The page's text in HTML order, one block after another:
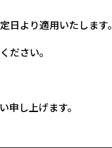
日より適用いたします。
ださい。
申し上げます。